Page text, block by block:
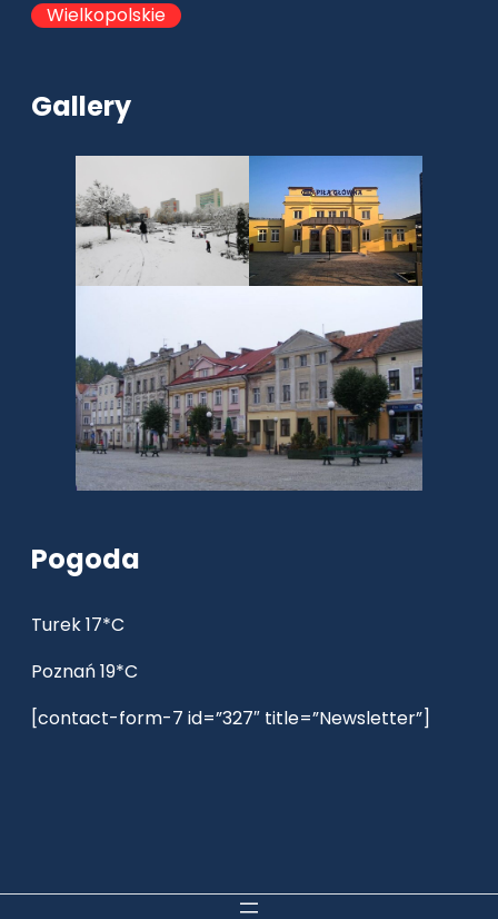
Wielkopolskie
Gallery
Pogoda
Turek 17*C
Poznań 19*C
[contact-form-7 id=”327″ title=”Newsletter”]